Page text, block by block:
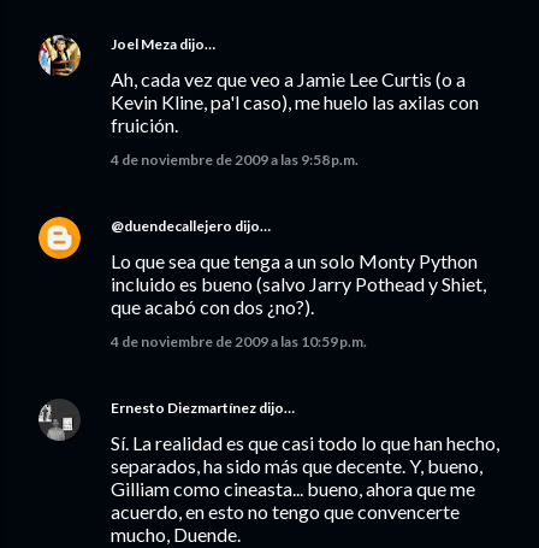
Joel Meza dijo…
Ah, cada vez que veo a Jamie Lee Curtis (o a
Kevin Kline, pa'l caso), me huelo las axilas con
fruición.
4 de noviembre de 2009 a las 9:58 p.m.
@duendecallejero dijo…
Lo que sea que tenga a un solo Monty Python
incluido es bueno (salvo Jarry Pothead y Shiet,
que acabó con dos ¿no?).
4 de noviembre de 2009 a las 10:59 p.m.
Ernesto Diezmartínez dijo…
Sí. La realidad es que casi todo lo que han hecho,
separados, ha sido más que decente. Y, bueno,
Gilliam como cineasta... bueno, ahora que me
acuerdo, en esto no tengo que convencerte
mucho, Duende.